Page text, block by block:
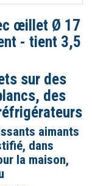
œillet Ø 17
- tient 3,5
sur des
des
aimants
dans
la maison,